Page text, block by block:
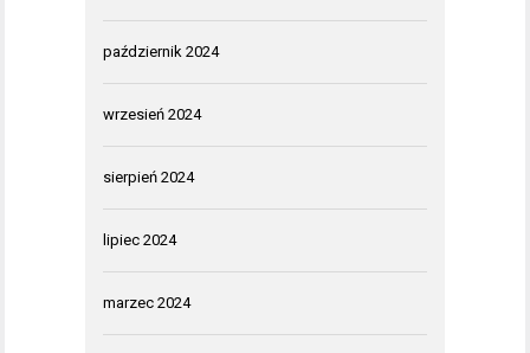
październik 2024
wrzesień 2024
sierpień 2024
lipiec 2024
marzec 2024